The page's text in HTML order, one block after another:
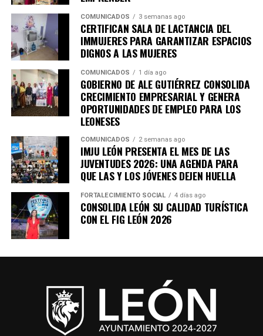
COMUNICADOS 3 semanas ago
CERTIFICAN SALA DE LACTANCIA DEL
IMMUJERES PARA GARANTIZAR ESPACIOS
DIGNOS A LAS MUJERES
COMUNICADOS 1 día ago
GOBIERNO DE ALE GUTIÉRREZ CONSOLIDA
CRECIMIENTO EMPRESARIAL Y GENERA
OPORTUNIDADES DE EMPLEO PARA LOS
LEONESES
COMUNICADOS 2 semanas ago
IMJU LEÓN PRESENTA EL MES DE LAS
JUVENTUDES 2026: UNA AGENDA PARA
QUE LAS Y LOS JÓVENES DEJEN HUELLA
FORTALECIMIENTO SOCIAL 4 días ago
CONSOLIDA LEÓN SU CALIDAD TURÍSTICA
CON EL FIG LEÓN 2026